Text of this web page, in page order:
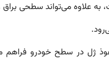
علاوه می‌تواند سطحی
ژل در سطح خودرو فراهم